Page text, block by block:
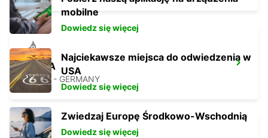
FULDA
FULDA - GERMANY
mobilne
Dowiedz się więcej
Najciekawsze miejsca do odwiedzenia w
USA
Dowiedz się więcej
Zwiedzaj Europę Środkowo-Wschodnią
Dowiedz się więcej